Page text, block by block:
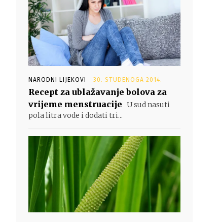
NARODNI LIJEKOVI 30. STUDENOGA 2014.
Recept za ublažavanje bolova za
vrijeme menstruacije U sud nasuti
pola litra vode i dodati tri...